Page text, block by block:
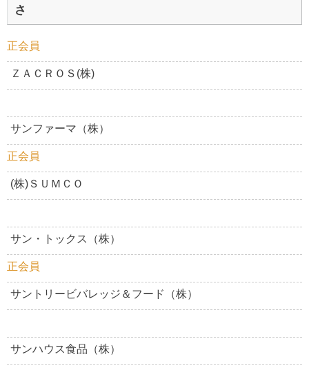
さ
正会員
ＺＡＣＲＯＳ(株)
サンファーマ（株）
正会員
(株)ＳＵＭＣＯ
サン・トックス（株）
正会員
サントリービバレッジ＆フード（株）
サンハウス食品（株）